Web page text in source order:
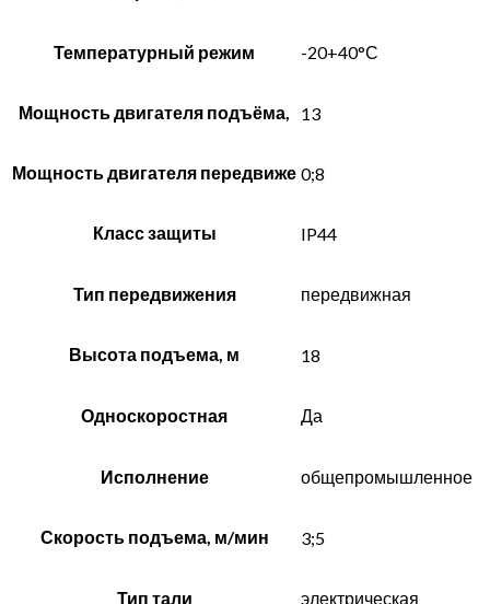
Температурный режим -20+40°С
Мощность двигателя подъёма, 13
Мощность двигателя передвиже 0;8
Класс защиты IP44
Тип передвижения передвижная
Высота подъема, м 18
Односкоростная Да
Исполнение общепромышленное
Скорость подъема, м/мин 3;5
Тип тали электрическая